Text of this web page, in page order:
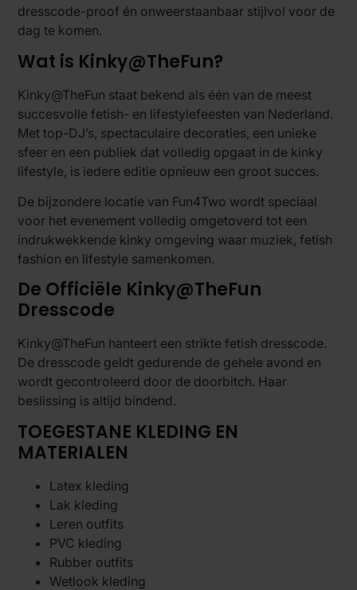
dresscode-proof én onweerstaanbaar stijlvol voor de
dag te komen.
Wat is Kinky@TheFun?
Kinky@TheFun staat bekend als één van de meest
succesvolle fetish- en lifestylefeesten van Nederland.
Met top-DJ’s, spectaculaire decoraties, een unieke
sfeer en een publiek dat volledig opgaat in de kinky
lifestyle, is iedere editie opnieuw een groot succes.
De bijzondere locatie van Fun4Two wordt speciaal
voor het evenement volledig omgetoverd tot een
indrukwekkende kinky omgeving waar muziek, fetish
fashion en lifestyle samenkomen.
De Officiële Kinky@TheFun
Dresscode
Kinky@TheFun hanteert een strikte fetish dresscode.
De dresscode geldt gedurende de gehele avond en
wordt gecontroleerd door de doorbitch. Haar
beslissing is altijd bindend.
TOEGESTANE KLEDING EN
MATERIALEN
Latex kleding
Lak kleding
Leren outfits
PVC kleding
Rubber outfits
Wetlook kleding